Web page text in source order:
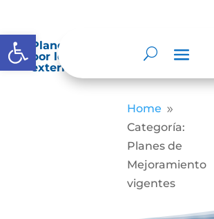
Abrir barra de herramientas
Home 9
Categoría:
Planes de
Mejoramiento
vigentes
Planes de Mejoramiento
por los entes de control o
externos o internos.